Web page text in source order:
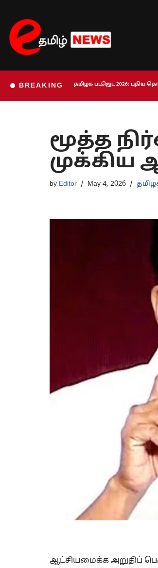
Skip
to
content
BREAKING தமிழக பட்ஜெட் 2026:
மூத்த
by Editor May 4, 2026
ஆட்சியமைக்க அறுதிப்